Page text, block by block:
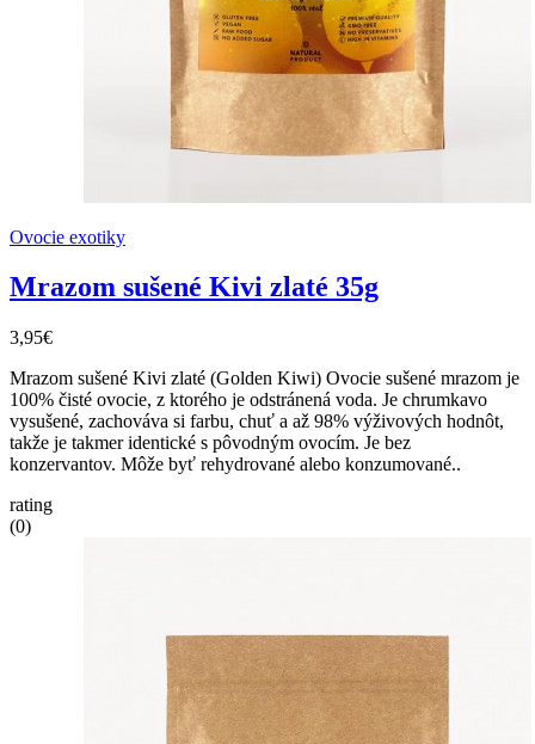
Ovocie exotiky
Mrazom sušené Kivi zlaté 35g
3,95€
Mrazom sušené Kivi zlaté (Golden Kiwi) Ovocie sušené mrazom je
100% čisté ovocie, z ktorého je odstránená voda. Je chrumkavo
vysušené, zachováva si farbu, chuť a až 98% výživových hodnôt,
takže je takmer identické s pôvodným ovocím. Je bez
konzervantov. Môže byť rehydrované alebo konzumované..
rating
(0)